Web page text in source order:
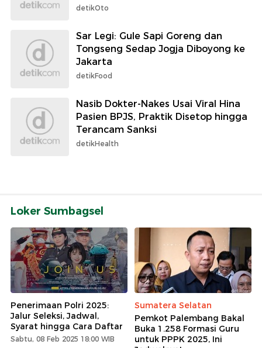
detikOto
Sar Legi: Gule Sapi Goreng dan
Tongseng Sedap Jogja Diboyong ke
Jakarta
detikFood
Nasib Dokter-Nakes Usai Viral Hina
Pasien BPJS, Praktik Disetop hingga
Terancam Sanksi
detikHealth
Loker Sumbagsel
Penerimaan Polri 2025:
Jalur Seleksi, Jadwal,
Syarat hingga Cara Daftar
Sabtu, 08 Feb 2025 18:00 WIB
Sumatera Selatan
Pemkot Palembang Bakal
Buka 1.258 Formasi Guru
untuk PPPK 2025, Ini